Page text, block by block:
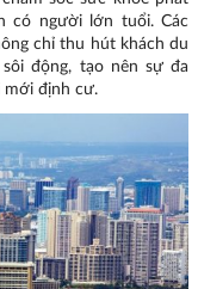
có người lớn tuổi. Các
chỉ thu hút khách du
động, tạo nên sự đa
mới định cư.